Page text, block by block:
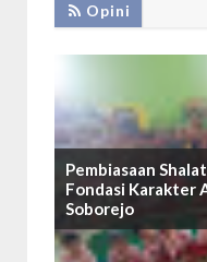
Opini
Pembiasaan
Fondasi Karakter
Soborejo